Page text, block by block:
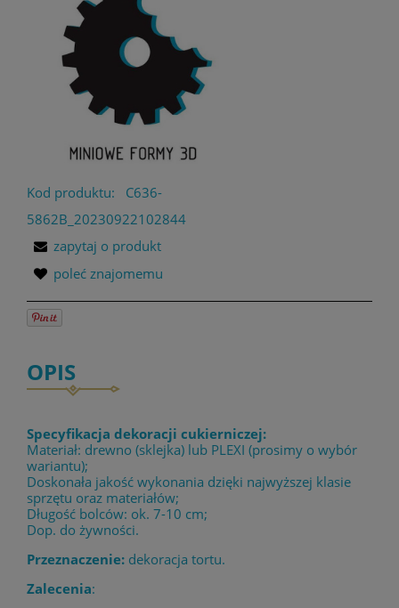
Kod produktu:
C636-
5862B_20230922102844
zapytaj o produkt
poleć znajomemu
OPIS
Specyfikacja dekoracji cukierniczej:
Materiał: drewno (sklejka) lub PLEXI (prosimy o wybór
wariantu);
Doskonała jakość wykonania dzięki najwyższej klasie
sprzętu oraz materiałów;
Długość bolców: ok. 7-10 cm;
Dop. do żywności.
Przeznaczenie: dekoracja tortu.
Zalecenia: